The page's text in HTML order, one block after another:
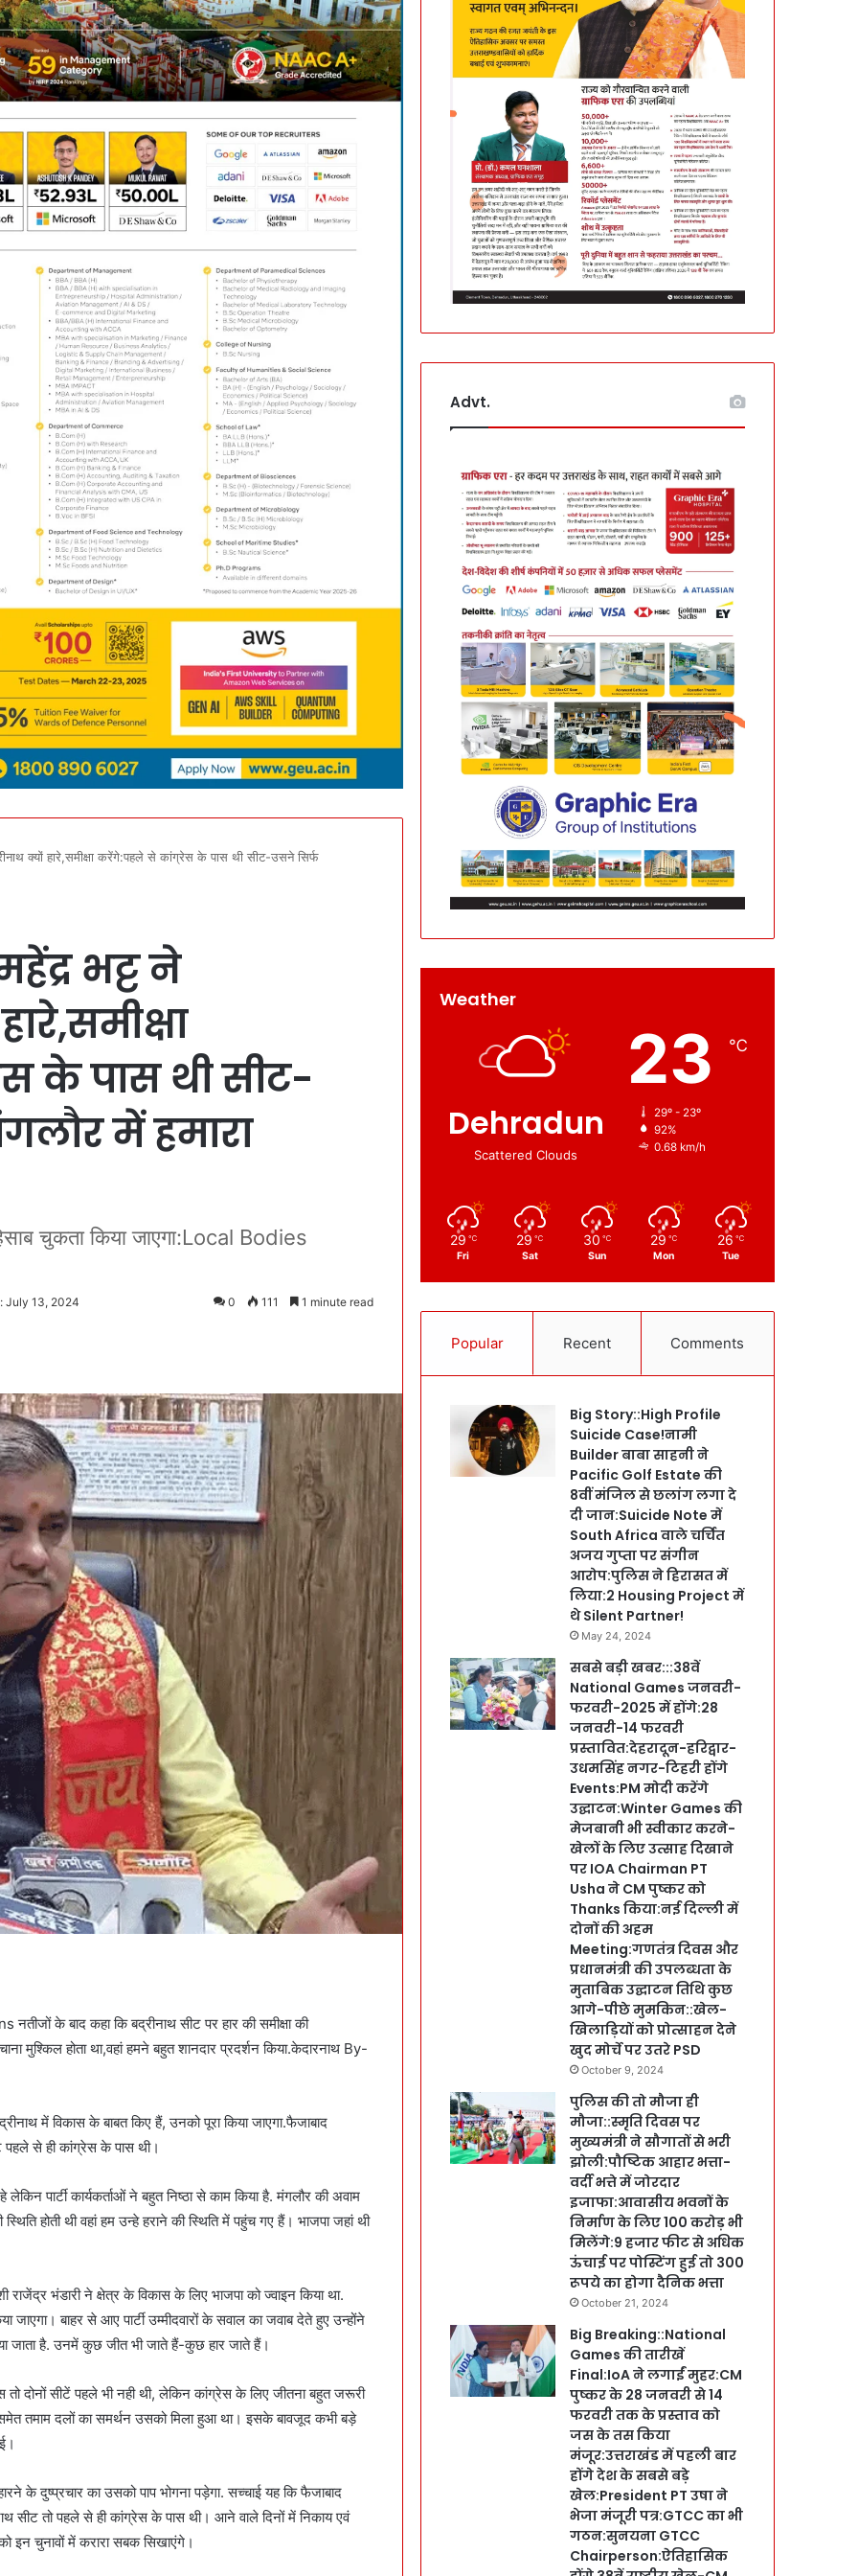
क्यों हारे,समीक्षा करेंगे:पहले से कांग्रेस के पास थी सीट-उसने सिर्फ
भट्ट ने
के पास थी सीट-
में हमारा
चुकता किया जाएगा:Local Bodies
July 13, 2024 0 111 1 minute read
के बाद कहा कि बद्रीनाथ सीट पर हार की समीक्षा की
मुश्किल होता था,वहां हमने बहुत शानदार प्रदर्शन किया.केदारनाथ By-
में विकास के बाबत किए हैं, उनको पूरा किया जाएगा.फैजाबाद
पहले से ही कांग्रेस के पास थी।
पार्टी कार्यकर्ताओं ने बहुत निष्ठा से काम किया है. मंगलौर की अवाम
होती थी वहां हम उन्हे हराने की स्थिति में पहुंच गए हैं। भाजपा जहां थी
भंडारी ने क्षेत्र के विकास के लिए भाजपा को ज्वाइन किया था.
जाएगा। बाहर से आए पार्टी उम्मीदवारों के सवाल का जवाब देते हुए उन्होंने
जाता है. उनमें कुछ जीत भी जाते हैं-कुछ हार जाते हैं।
दोनों सीटें पहले भी नही थी, लेकिन कांग्रेस के लिए जीतना बहुत जरूरी
तमाम दलों का समर्थन उसको मिला हुआ था। इसके बावजूद कभी बड़े
के दुष्प्रचार का उसको पाप भोगना पड़ेगा. सच्चाई यह कि फैजाबाद
सीट तो पहले से ही कांग्रेस के पास थी। आने वाले दिनों में निकाय एवं
इन चुनावों में करारा सबक सिखाएंगे।
Advt.
Weather
Dehradun
Scattered Clouds
23 ℃
29º - 23º
92%
0.68 km/h
29 ℃
Fri
29 ℃
Sat
30 ℃
Sun
29 ℃
Mon
26 ℃
Tue
Popular Recent Comments
Big Story::High Profile
Suicide Case!नामी
Builder बाबा साहनी ने
Pacific Golf Estate की
8वीं मंजिल से छलांग लगा दे
दी जान:Suicide Note में
South Africa वाले चर्चित
अजय गुप्ता पर संगीन
आरोप:पुलिस ने हिरासत में
लिया:2 Housing Project में
थे Silent Partner!
May 24, 2024
सबसे बड़ी खबर:::38वें
National Games जनवरी-
फरवरी-2025 में होंगे:28
जनवरी-14 फरवरी
प्रस्तावित:देहरादून-हरिद्वार-
उधमसिंह नगर-टिहरी होंगे
Events:PM मोदी करेंगे
उद्घाटन:Winter Games की
मेजबानी भी स्वीकार करने-
खेलों के लिए उत्साह दिखाने
पर IOA Chairman PT
Usha ने CM पुष्कर को
Thanks किया:नई दिल्ली में
दोनों की अहम
Meeting:गणतंत्र दिवस और
प्रधानमंत्री की उपलब्धता के
मुताबिक उद्घाटन तिथि कुछ
आगे-पीछे मुमकिन::खेल-
खिलाड़ियों को प्रोत्साहन देने
खुद मोर्चे पर उतरे PSD
October 9, 2024
पुलिस की तो मौजा ही
मौजा::स्मृति दिवस पर
मुख्यमंत्री ने सौगातों से भरी
झोली:पौष्टिक आहार भत्ता-
वर्दी भत्ते में जोरदार
इजाफा:आवासीय भवनों के
निर्माण के लिए 100 करोड़ भी
मिलेंगे:9 हजार फीट से अधिक
ऊंचाई पर पोस्टिंग हुई तो 300
रूपये का होगा दैनिक भत्ता
October 21, 2024
Big Breaking::National
Games की तारीखें
Final:IoA ने लगाईं मुहर:CM
पुष्कर के 28 जनवरी से 14
फरवरी तक के प्रस्ताव को
जस के तस किया
मंजूर:उत्तराखंड में पहली बार
होंगे देश के सबसे बड़े
खेल:President PT उषा ने
भेजा मंजूरी पत्र:GTCC का भी
गठन:सुनयना GTCC
Chairperson:ऐतिहासिक